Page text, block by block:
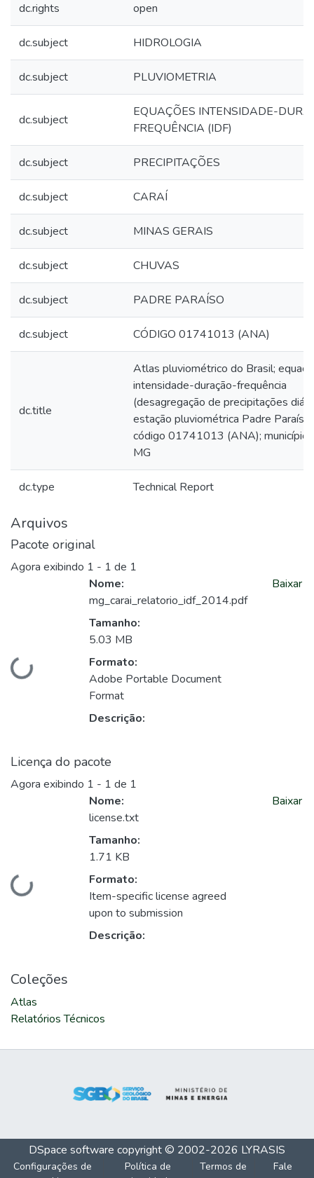
dc.rights open
dc.subject HIDROLOGIA
dc.subject PLUVIOMETRIA
dc.subject
EQUAÇÕES INTENSIDADE-
FREQUÊNCIA (IDF)
dc.subject PRECIPITAÇÕES
dc.subject CARAÍ
dc.subject MINAS GERAIS
dc.subject CHUVAS
dc.subject PADRE PARAÍSO
dc.subject CÓDIGO 01741013 (ANA)
dc.title
Atlas pluviométrico do Brasil;
intensidade-duração-frequência
(desagregação de precipitações
estação pluviométrica Padre Paraíso;
código 01741013 (ANA); município
MG
dc.type Technical Report
Arquivos
Pacote original
Agora exibindo 1 - 1 de 1
Carregando...
Nome:
mg_carai_relatorio_idf_2014.pdf
Tamanho:
5.03 MB
Formato:
Adobe Portable Document
Format
Descrição:
Baixar
Licença do pacote
Agora exibindo 1 - 1 de 1
Carregando...
Nome:
license.txt
Tamanho:
1.71 KB
Formato:
Item-specific license agreed
upon to submission
Descrição:
Baixar
Coleções
Atlas
Relatórios Técnicos
DSpace software copyright © 2002-2026 LYRASIS
Configurações de
Política de
Termos de
Fale